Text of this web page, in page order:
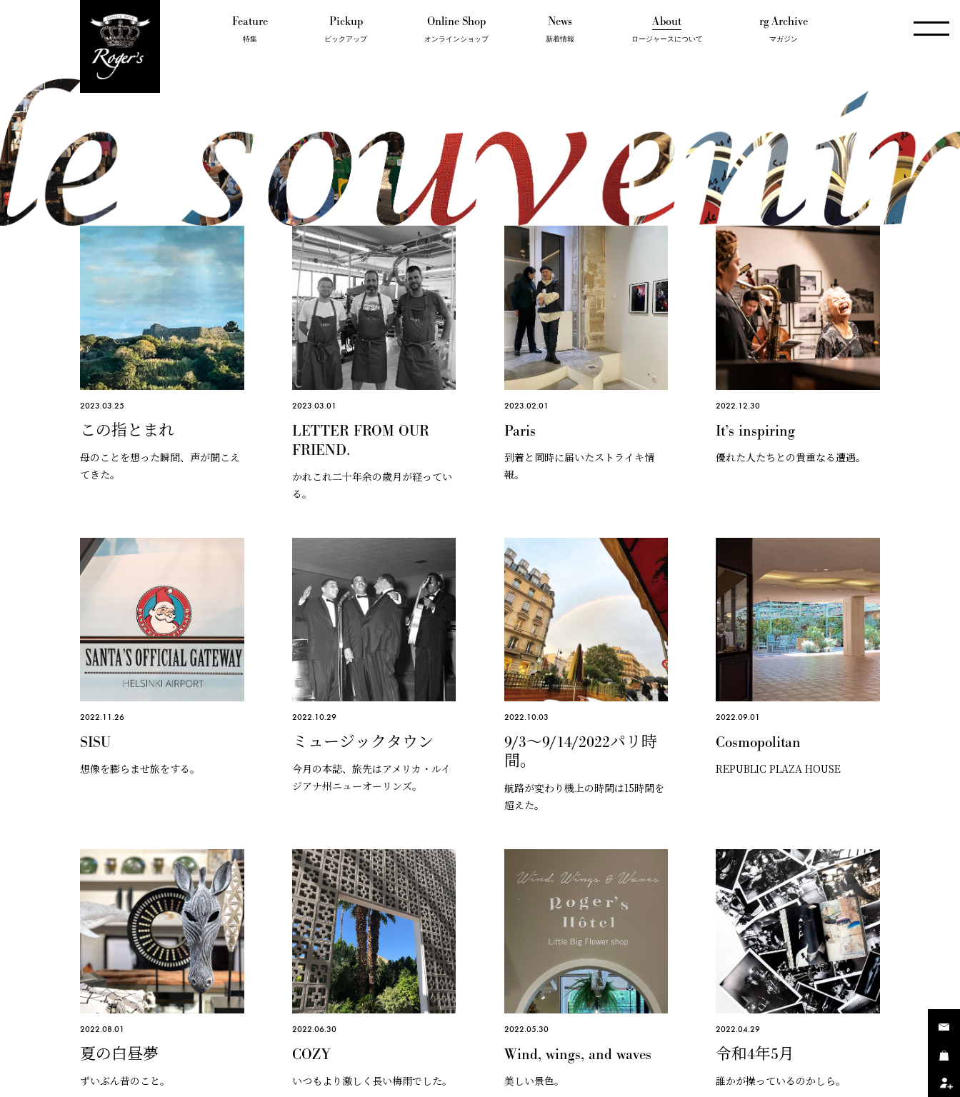
Feature
特集
Pickup
ピックアップ
Online Shop
オンラインショップ
News
新着情報
About
ロージャースについて
rg Archive
マガジン
2023.03.25
この指とまれ
母のことを想った瞬間、声が聞こえ
てきた。
2023.03.01
LETTER FROM OUR
FRIEND.
かれこれ二十年余の歳月が経ってい
る。
2023.02.01
Paris
到着と同時に届いたストライキ情
報。
2022.12.30
It’s inspiring
優れた人たちとの貴重なる遭遇。
2022.11.26
SISU
想像を膨らませ旅をする。
2022.10.29
ミュージックタウン
今月の本誌、旅先はアメリカ・ルイ
ジアナ州ニューオーリンズ。
2022.10.03
9/3〜9/14/2022パリ時
間。
航路が変わり機上の時間は15時間を
超えた。
2022.09.01
Cosmopolitan
REPUBLIC PLAZA HOUSE
2022.08.01
夏の白昼夢
ずいぶん昔のこと。
2022.06.30
COZY
いつもより激しく長い梅雨でした。
2022.05.30
Wind, wings, and waves
美しい景色。
2022.04.29
令和4年5月
誰かが操っているのかしら。